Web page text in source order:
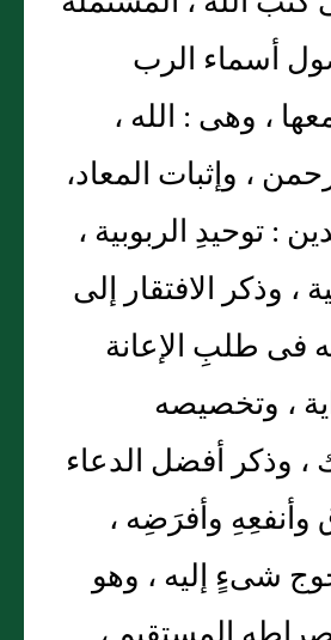
أسماء الرب
، وهى : الله ،
، وإثبات المعاد،
: توحيدِ الربوبية ،
، وذكر الافتقار إلى
فى طلبِ الإعانة
، وتخصيصه
، وذكر أفضل الدعاء
وأنفعِهِ وأفرَضِه ،
شىءٍ إليه ، وهو